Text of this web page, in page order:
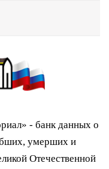
- банк данных о
умерших и
Отечественной